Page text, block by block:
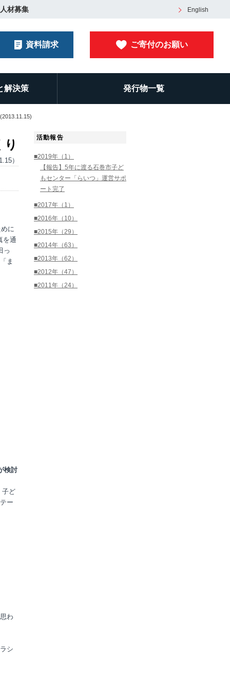
人材募集 English
資料請求 ご寄付のお願い
解決策 発行物一覧
）
に
を通
っ
ま
検討
子ど
ー
わ
シ
活動報告
■2019年（1）
【報告】5年に渡る石巻市子ど
もセンター「らいつ」運営サポ
ート完了
■2017年（1）
■2016年（10）
■2015年（29）
■2014年（63）
■2013年（62）
■2012年（47）
■2011年（24）